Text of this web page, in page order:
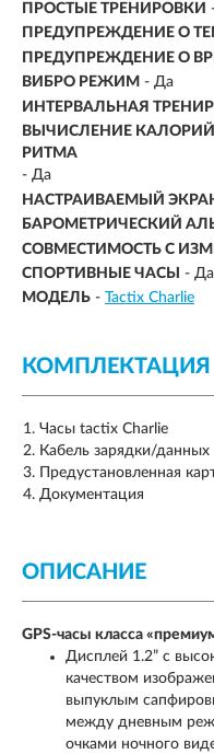
ПРОСТЫЕ ТРЕНИРОВКИ
ПРЕДУПРЕЖДЕНИЕ О
ПРЕДУПРЕЖДЕНИЕ О
ВИБРО РЕЖИМ - Да
ИНТЕРВАЛЬНАЯ
ВЫЧИСЛЕНИЕ
РИТМА
- Да
НАСТРАИВАЕМЫЙ
БАРОМЕТРИЧЕСКИЙ
СОВМЕСТИМОСТЬ С
СПОРТИВНЫЕ ЧАСЫ
- Да
МОДЕЛЬ - Tactix Charlie
КОМПЛЕКТАЦИЯ
Часы tactix Charlie
Кабель зарядки/данных
Предустановленная
Документация
ОПИСАНИЕ
GPS-часы класса
Дисплей 1.2” с
качеством
выпуклым
между дневным
очками ночного